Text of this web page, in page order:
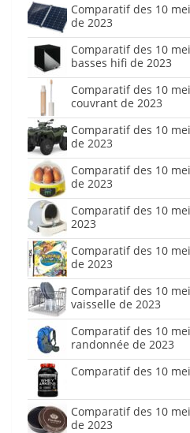
Comparatif des 10
de 2023
Comparatif des 10
basses hifi de 2023
Comparatif des 10
couvrant de 2023
Comparatif des 10
de 2023
Comparatif des 10
de 2023
Comparatif des 10
2023
Comparatif des 10
de 2023
Comparatif des 10
vaisselle de 2023
Comparatif des 10
randonnée de 2023
Comparatif des 10
Comparatif des 10
de 2023